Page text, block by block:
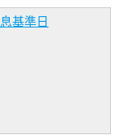
基準日